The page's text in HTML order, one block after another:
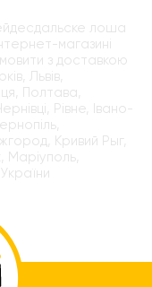
лоша
магазині
з доставкою
Львів,
Полтава,
Рівне, Івано-
Кривий Рыг,
Маріуполь,